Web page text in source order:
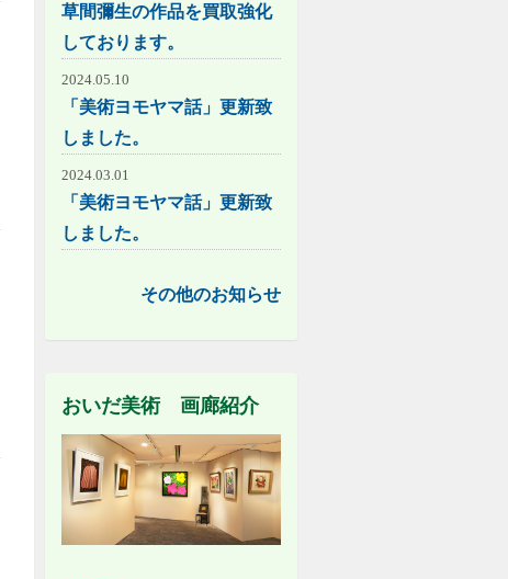
草間彌生の作品を買取強化
しております。
2024.05.10
「美術ヨモヤマ話」更新致
しました。
2024.03.01
「美術ヨモヤマ話」更新致
しました。
その他のお知らせ
おいだ美術 画廊紹介